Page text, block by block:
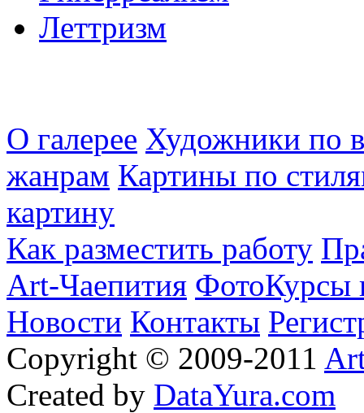
Леттризм
О галерее Художники по
жанрам Картины по
картину
Как разместить работу
Art-Чаепития ФотоКурсы
Новости Контакты
Copyright © 2009-2011
Created by DataYura.com